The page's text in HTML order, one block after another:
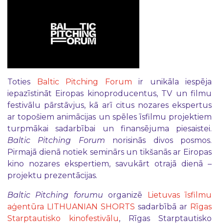
Toties Baltic Pitching Forum ir unikāla iespēja
iepazīstināt Eiropas kinoproducentus, TV un filmu
festivālu pārstāvjus, kā arī citus nozares ekspertus
ar topošiem animācijas un spēles īsfilmu projektiem
turpmākai sadarbībai un finansējuma piesaistei.
Baltic Pitching Forum norisinās divos posmos.
Pirmajā dienā notiek seminārs un tikšanās ar Eiropas
kino nozares ekspertiem, savukārt otrajā dienā –
projektu prezentācijas.
Baltic Pitching forumu organizē Lietuvas īsfilmu
aģentūra LITHUANIAN SHORTS sadarbībā ar Rīgas
Starptautisko kinofestivālu, Rīgas Starptautisko